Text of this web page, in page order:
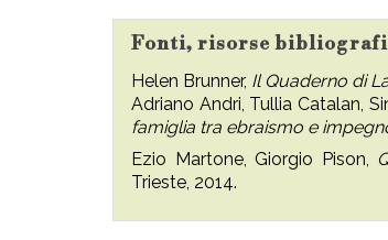
Fonti, risorse
Helen Brunner, Il Quaderno di
Adriano Andri, Tullia Catalan,
famiglia tra ebraismo e
Ezio Martone, Giorgio Pison,
Trieste, 2014.